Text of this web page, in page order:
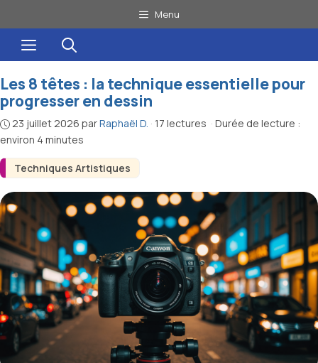
au
contenu
Menu
Menu
Techniques Artistiques
Les 8 têtes : la technique essentielle pour
progresser en dessin
23 juillet 2026 parRaphaël D. · 17 lectures · Durée de lecture :
environ 4 minutes